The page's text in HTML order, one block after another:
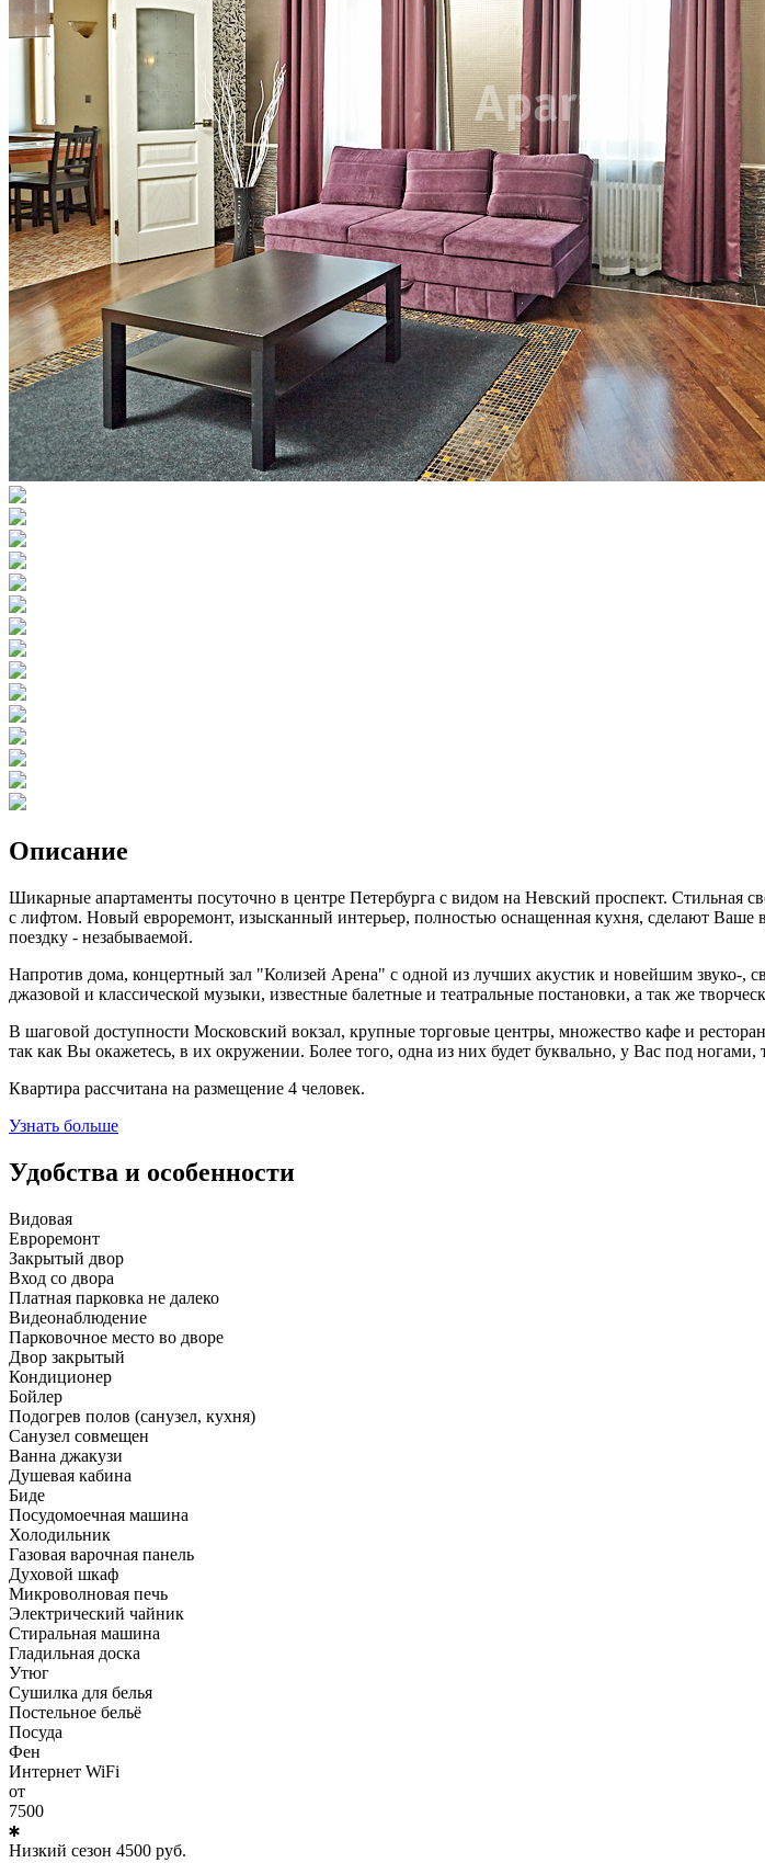
Описание
Шикарные апартаменты посуточно в центре Петербурга с видом на Невский проспект. Стильная
с лифтом. Новый евроремонт, изысканный интерьер, полностью оснащенная кухня, сделают
поездку - незабываемой.
Напротив дома, концертный зал "Колизей Арена" с одной из лучших акустик и новейшим звуко-,
джазовой и классической музыки, известные балетные и театральные постановки, а так же
В шаговой доступности Московский вокзал, крупные торговые центры, множество кафе и
так как Вы окажетесь, в их окружении. Более того, одна из них будет буквально, у Вас под
Квартира рассчитана на размещение 4 человек.
Узнать больше
Удобства и особенности
Видовая
Евроремонт
Закрытый двор
Вход со двора
Платная парковка не далеко
Видеонаблюдение
Парковочное место во дворе
Двор закрытый
Кондиционер
Бойлер
Подогрев полов (санузел, кухня)
Санузел совмещен
Ванна джакузи
Душевая кабина
Биде
Посудомоечная машина
Холодильник
Газовая варочная панель
Духовой шкаф
Микроволновая печь
Электрический чайник
Стиральная машина
Гладильная доска
Утюг
Сушилка для белья
Постельное бельё
Посуда
Фен
Интернет WiFi
от
7500
Низкий сезон 4500 руб.